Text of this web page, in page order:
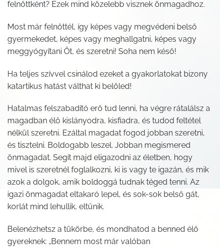
felnőttként? Ezek mind közelebb visznek önmagadhoz.
Most már felnőttél, így képes vagy megvédeni belső
gyermekedet, képes vagy meghallgatni, képes vagy
meggyógyítani Őt, és szeretni! Soha nem késő!
Ha teljes szívvel csinálod ezeket a gyakorlatokat bizony
katartikus hatást válthat ki belőled!
Hatalmas felszabadító erő tud lenni, ha végre rátalálsz a
magadban élő kislányodra, kisfiadra, és tudod feltétel
nélkül szeretni. Ezáltal magadat fogod jobban szeretni,
és tisztelni. Boldogabb leszel. Jobban megismered
önmagadat. Segít majd eligazodni az életben, hogy
mivel is szeretnél foglalkozni, ki is vagy te igazán, és mik
azok a dolgok, amik boldoggá tudnak téged tenni. Az
igazi önmagadat eltakaró lepel, és sok-sok belső gát,
korlát mind lehullik, eltűnik.
Belenézhetsz a tükörbe, és mondhatod a benned élő
gyereknek: „Bennem most már valóban